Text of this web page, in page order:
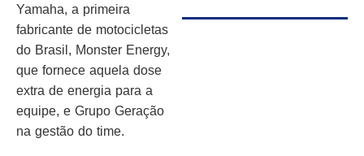
Yamaha, a primeira
fabricante de motocicletas
do Brasil, Monster Energy,
que fornece aquela dose
extra de energia para a
equipe, e Grupo Geração
na gestão do time.